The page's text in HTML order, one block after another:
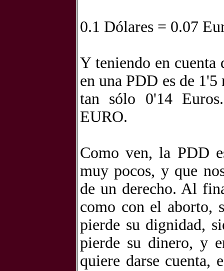
0.1 Dólares = 0.07
Y teniendo en cuenta
en una PDD es de
tan sólo 0'14
EURO.
Como ven, la PDD
muy pocos, y que
de un derecho. Al
como con el aborto,
pierde su dignidad,
pierde su dinero, y
quiere darse cuenta,